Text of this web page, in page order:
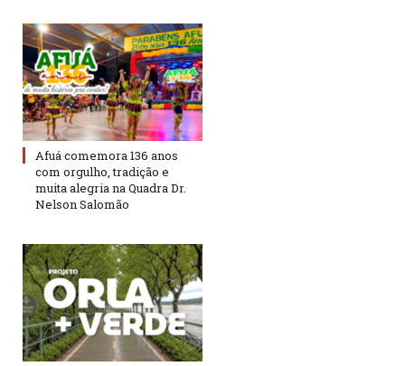
Afuá comemora 136 anos
com orgulho, tradição e
muita alegria na Quadra Dr.
Nelson Salomão